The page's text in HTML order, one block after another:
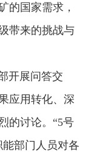
的国家需求，
带来的挑战与
开展问答交
应用转化、深
的讨论。“5号
部门人员对各